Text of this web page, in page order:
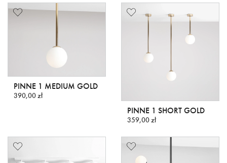
PINNE 1 MEDIUM GOLD
390,00 zł
PINNE 1 SHORT GOLD
359,00 zł